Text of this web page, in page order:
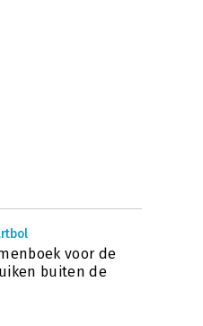
voor de
buiten de